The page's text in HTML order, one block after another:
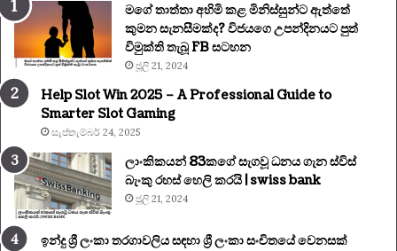
මගේ තාත්තා අහිමි කළ මිනිස්සුන්ට ඇත්තේ
කුමන සැනසීමක්ද? විජයගෙ උපන්දිනයට පුත්
විමුක්ති තැබූ FB සටහන
ජූලි 21, 2024
Help Slot Win 2025 – A Professional Guide to
Smarter Slot Gaming
සැප්තැම්බර් 24, 2025
ලාංකිකයන් 83කගේ සැගවූ ධනය ගැන ස්විස්
බැංකු රහස් හෙලි කරයි | swiss bank
ජූලි 21, 2024
ඉන්දු ශ්‍රී ලංකා තරගාවලිය සඳහා ශ්‍රී ලංකා සංචිතයේ වෙනසක්